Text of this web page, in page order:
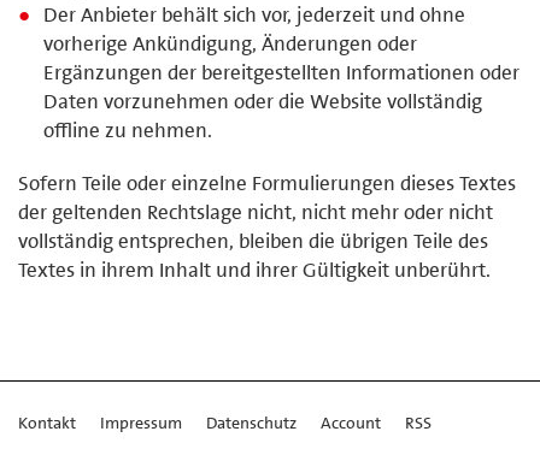
Der Anbieter behält sich vor, jederzeit und ohne
vorherige Ankündigung, Änderungen oder
Ergänzungen der bereitgestellten Informationen oder
Daten vorzunehmen oder die Website vollständig
offline zu nehmen.
Sofern Teile oder einzelne Formulierungen dieses Textes
der geltenden Rechtslage nicht, nicht mehr oder nicht
vollständig entsprechen, bleiben die übrigen Teile des
Textes in ihrem Inhalt und ihrer Gültigkeit unberührt.
Kontakt Impressum Datenschutz Account RSS